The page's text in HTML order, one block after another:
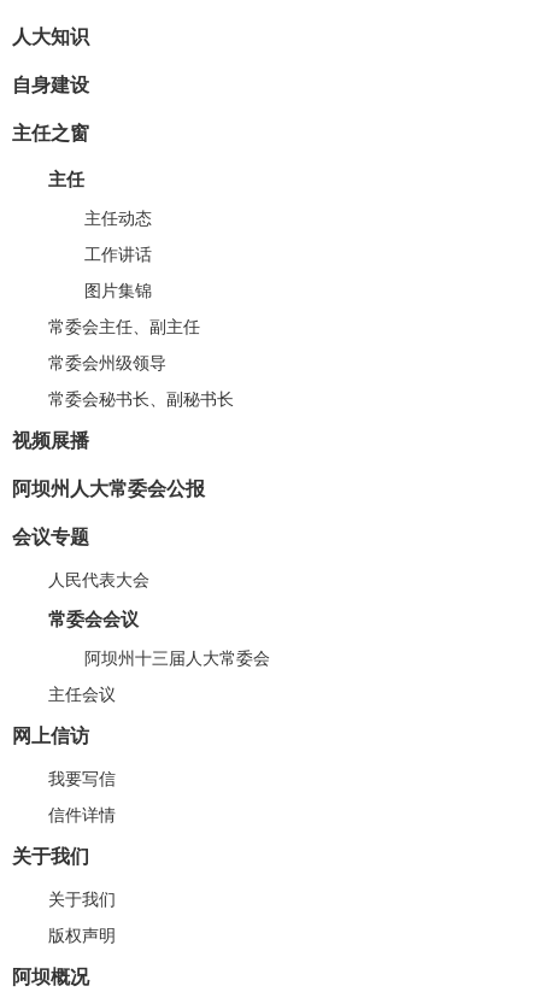
人大知识
自身建设
主任之窗
主任
主任动态
工作讲话
图片集锦
常委会主任、副主任
常委会州级领导
常委会秘书长、副秘书长
视频展播
阿坝州人大常委会公报
会议专题
人民代表大会
常委会会议
阿坝州十三届人大常委会
主任会议
网上信访
我要写信
信件详情
关于我们
关于我们
版权声明
阿坝概况